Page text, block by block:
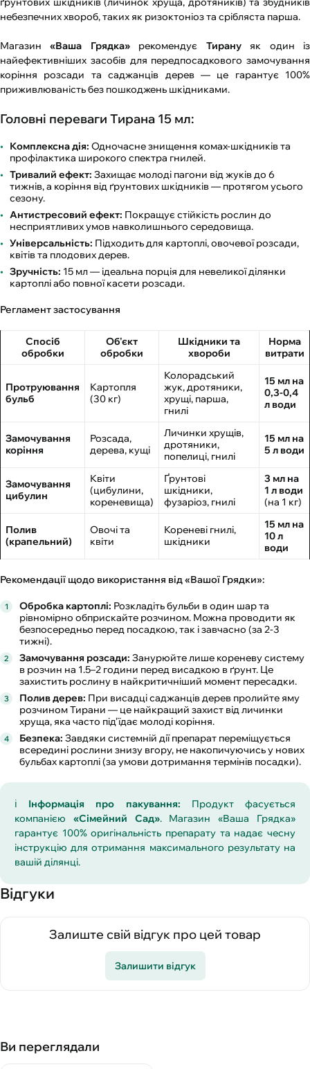
небезпечних хвороб, таких як ризоктоніоз та срібляста парша.
Магазин«Ваша Грядка»рекомендує Тирануяк один із
найефективніших засобів для передпосадкового замочування
коріння розсади та саджанців дерев — це гарантує 100%
приживлюваність без пошкоджень шкідниками.
Головні переваги Тирана 15 мл:
Комплексна дія: Одночасне знищення комах-шкідників та
профілактика широкого спектра гнилей.
Тривалий ефект: Захищає молоді пагони від жуків до 6
тижнів, а коріння від ґрунтових шкідників — протягом усього
сезону.
Антистресовий ефект: Покращує стійкість рослин до
несприятливих умов навколишнього середовища.
Універсальність: Підходить для картоплі, овочевої розсади,
квітів та плодових дерев.
Зручність: 15 мл — ідеальна порція для невеликої ділянки
картоплі або повної касети розсади.
Регламент застосування
Спосіб
обробки
Об'єкт
обробки
Шкідники та
хвороби
Норма
витрати
Протруювання
бульб
Картопля
(30 кг)
Колорадський
жук, дротяники,
хрущі, парша,
гнилі
15 мл на
0,3-0,4
л води
Замочування
коріння
Розсада,
дерева, кущі
Личинки хрущів,
дротяники,
попелиці, гнилі
15 мл на
5 л води
Замочування
цибулин
Квіти
(цибулини,
кореневища)
Ґрунтові
шкідники,
фузаріоз, гнилі
3 мл на
1 л води
(на 1 кг)
Полив
(крапельний)
Овочі та
квіти
Кореневі гнилі,
шкідники
15 мл на
10 л
води
Рекомендації щодо використання від «Вашої Грядки»:
Обробка картоплі: Розкладіть бульби в один шар та
рівномірно обприскайте розчином. Можна проводити як
безпосередньо перед посадкою, так і завчасно (за 2-3
тижні).
Замочування розсади: Занурюйте лише кореневу систему
в розчин на 1.5–2 години перед висадкою в ґрунт. Це
захистить рослину в найкритичніший момент пересадки.
Полив дерев: При висадці саджанців дерев пролийте яму
розчином Тирани — це найкращий захист від личинки
хруща, яка часто під’їдає молоді коріння.
Безпека: Завдяки системній дії препарат переміщується
всередині рослини знизу вгору, не накопичуючись у нових
бульбах картоплі (за умови дотримання термінів посадки).
ℹ️ Інформація про пакування: Продукт фасується
компанією «Сімейний Сад». Магазин «Ваша Грядка»
гарантує 100% оригінальність препарату та надає чесну
інструкцію для отримання максимального результату на
вашій ділянці.
Відгуки
Залиште свій відгук про цей товар
Залишити відгук
Ви переглядали